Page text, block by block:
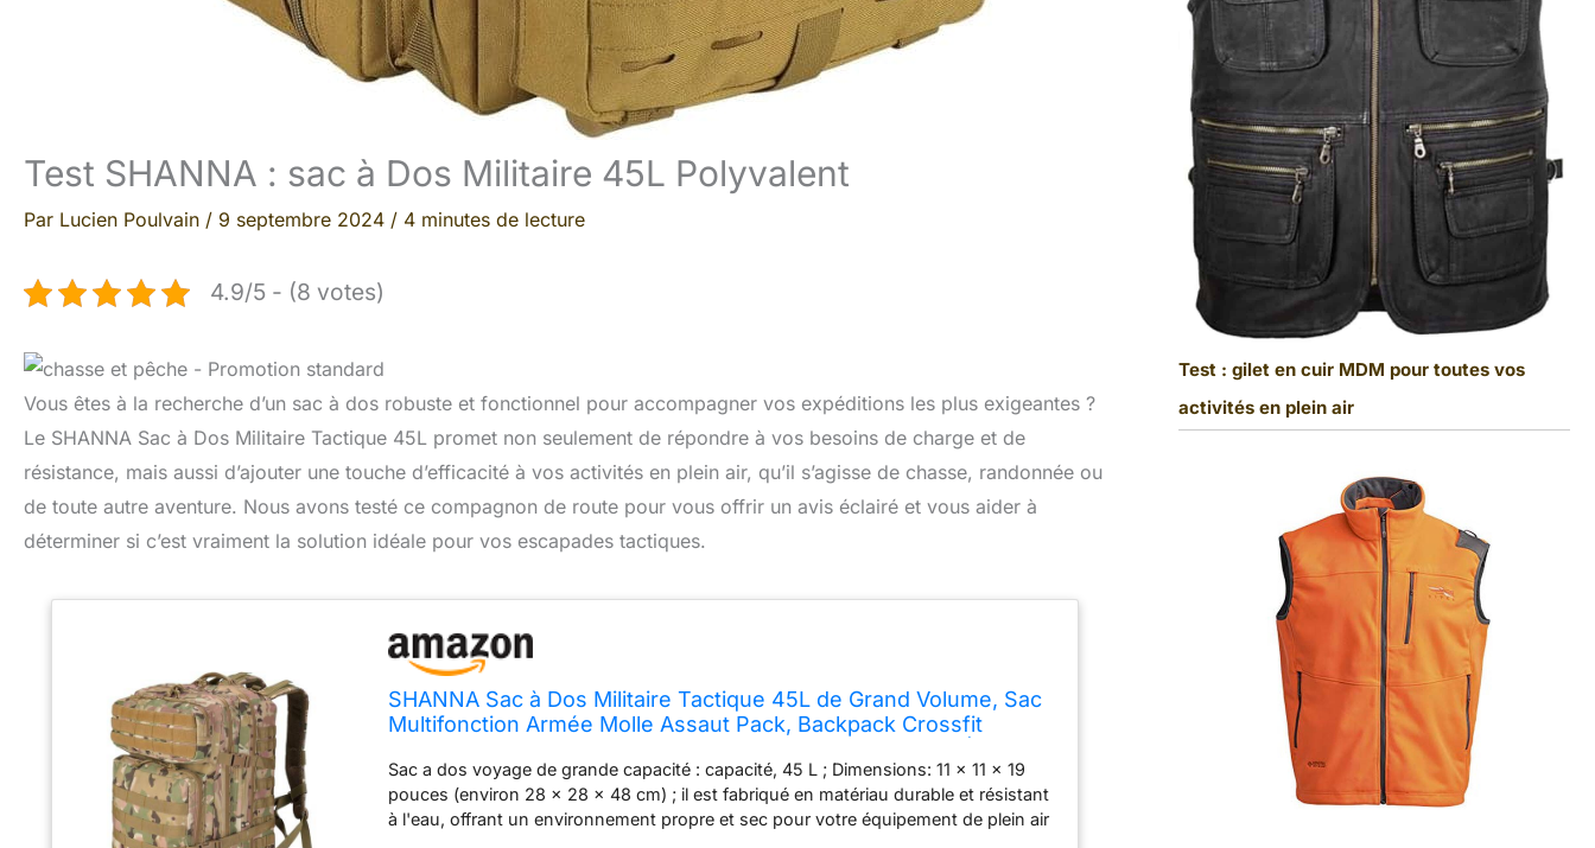
Test SHANNA : sac à Dos Militaire 45L Polyvalent
Par Lucien Poulvain / 9 septembre 2024 / 4 minutes de lecture
4.9/5 - (8 votes)
Vous êtes à la recherche d’un sac à dos robuste et fonctionnel pour accompagner vos expéditions les plus exigeantes ?
Le SHANNA Sac à Dos Militaire Tactique 45L promet non seulement de répondre à vos besoins de charge et de
résistance, mais aussi d’ajouter une touche d’efficacité à vos activités en plein air, qu’il s’agisse de chasse, randonnée ou
de toute autre aventure. Nous avons testé ce compagnon de route pour vous offrir un avis éclairé et vous aider à
déterminer si c’est vraiment la solution idéale pour vos escapades tactiques.
SHANNA Sac à Dos Militaire Tactique 45L de Grand Volume, Sac
Multifonction Armée Molle Assaut Pack, Backpack Crossfit
Pêche Alpinisme
Sac a dos voyage de grande capacité : capacité, 45 L ; Dimensions: 11 x 11 x 19
pouces (environ 28 x 28 x 48 cm) ; il est fabriqué en matériau durable et résistant
à l'eau, offrant un environnement propre et sec pour votre équipement de plein air
Test : gilet en cuir MDM pour toutes vos
activités en plein air